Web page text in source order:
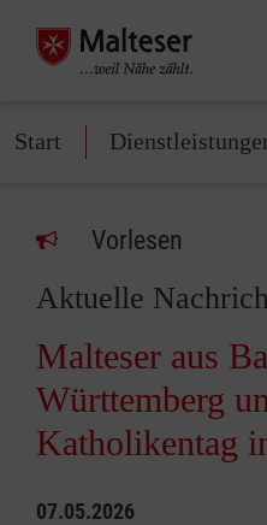
Start
Vorlesen
Aktuelle
Malteser aus
Württemberg
Katholikentag
07.05.2026